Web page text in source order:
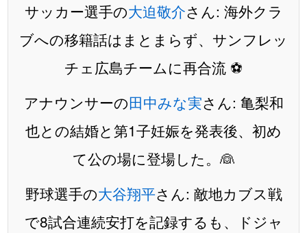
サッカー選手の大迫敬介さん: 海外クラ
ブへの移籍話はまとまらず、サンフレッ
チェ広島チームに再合流 ⚽️
アナウンサーの田中みな実さん: 亀梨和
也との結婚と第1子妊娠を発表後、初め
て公の場に登場した。👰
野球選手の大谷翔平さん: 敵地カブス戦
で8試合連続安打を記録するも、ドジャ